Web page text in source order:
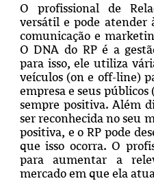
O profissional de
versátil e pode atender
comunicação e
O DNA do RP é a
para isso, ele utiliza
veículos (on e off-line)
empresa e seus
sempre positiva. Além
ser reconhecida no seu
positiva, e o RP pode
que isso ocorra. O
para aumentar a
mercado em que ela